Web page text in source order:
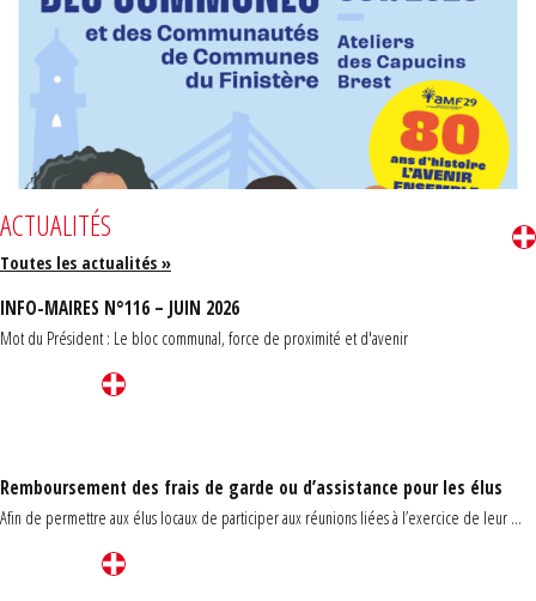
ACTUALITÉS
Toutes les actualités »
INFO-MAIRES N°116 – JUIN 2026
Mot du Président : Le bloc communal, force de proximité et d'avenir
Remboursement des frais de garde ou d’assistance pour les élus
Afin de permettre aux élus locaux de participer aux réunions liées à l’exercice de leur ...